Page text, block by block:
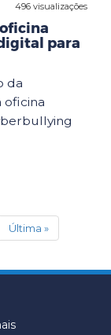
496 visualizações
para
da
oficina
Última »